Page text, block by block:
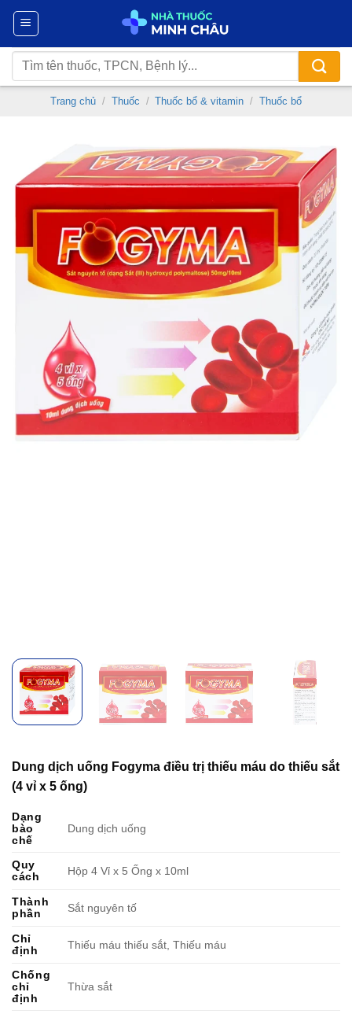
Chuyển
nội
dung
Tìm
kiếm:
Trang chủ / Thuốc / Thuốc bổ & vitamin / Thuốc bổ
Dung dịch uống Fogyma điều trị thiếu máu do thiếu sắt
(4 vỉ x 5 ống)
Dạng
bào
chế
Dung dịch uống
Quy
cách
Hộp 4 Vỉ x 5 Ống x 10ml
Thành
phần
Sắt nguyên tố
Chỉ
định
Thiếu máu thiếu sắt, Thiếu máu
Chống
chỉ
định
Thừa sắt